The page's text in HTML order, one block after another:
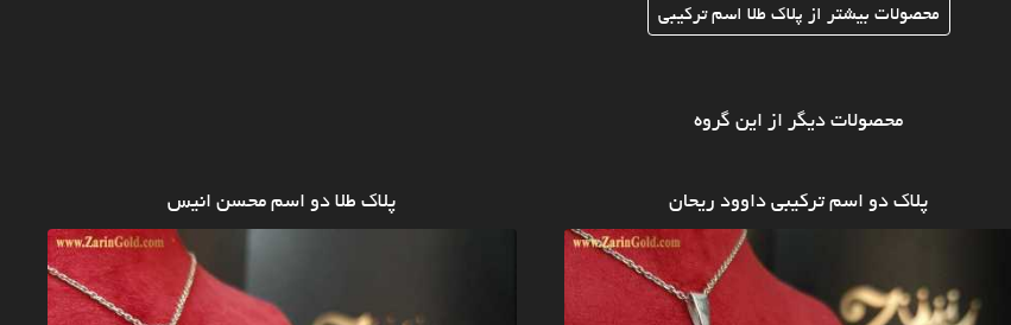
محصولات بیشتر از پلاک طلا اسم ترکیبی
محصولات دیگر از این گروه
پلاک دو اسم ترکیبی داوود ریحان پلاک طلا دو اسم محسن انیس